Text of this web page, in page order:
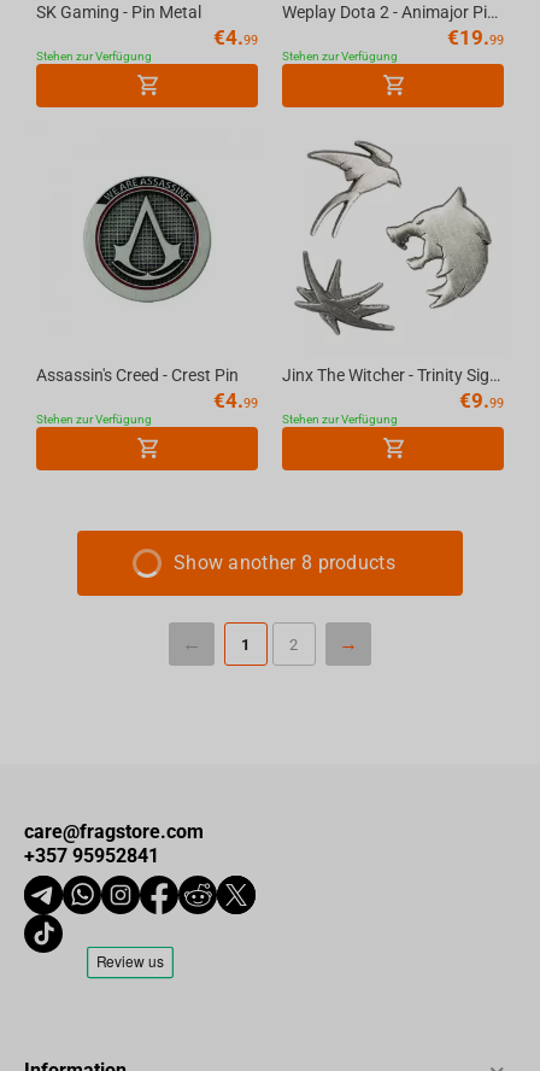
SK Gaming - Pin Metal
€4.99
Stehen zur Verfügung
Weplay Dota 2 - Animajor Pin Set of 3
€19.99
Stehen zur Verfügung
Assassin's Creed - Crest Pin
€4.99
Stehen zur Verfügung
Jinx The Witcher - Trinity Sigils Pin Set of 3
€9.99
Stehen zur Verfügung
Show another 8 products
1 2
care@fragstore.com
+357 95952841